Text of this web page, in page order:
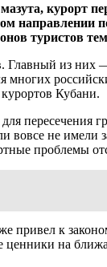
курорт
туристов
Главный из
многих
Кубани.
вовсе не
проблемы
к
ценники на